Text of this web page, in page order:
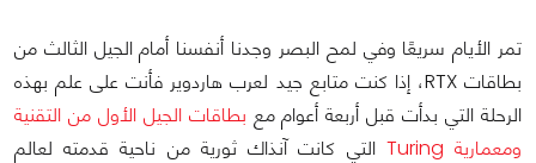
تمر الأيام سريعًا وفي لمح البصر وجدنا أنفسنا أمام الجيل الثالث من
بطاقات RTX، إذا كنت متابع جيد لعرب هاردوير فأنت على علم بهذه
الرحلة التي بدأت قبل أربعة أعوام مع بطاقات الجيل الأول من التقنية
ومعمارية Turing
التي كانت آنذاك ثورية من ناحية قدمته لعالم